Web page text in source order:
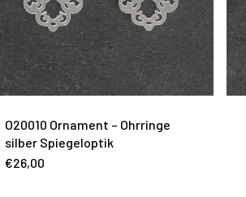
O20010 Ornament – Ohrringe
silber Spiegeloptik
€26,00